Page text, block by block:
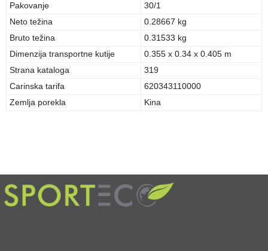
Pakovanje
30/1
Neto težina
0.28667 kg
Bruto težina
0.31533 kg
Dimenzija transportne kutije
0.355 x 0.34 x 0.405 m
Strana kataloga
319
Carinska tarifa
620343110000
Zemlja porekla
Kina